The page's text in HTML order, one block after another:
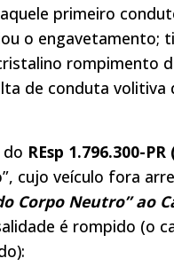
primeiro
o engavetamento;
rompimento
de conduta volitiva
REsp 1.796.300-
cujo veículo fora
Corpo Neutro” ao
é rompido (o